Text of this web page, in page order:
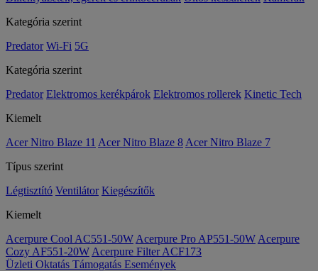
Kategória szerint
Predator Wi-Fi 5G
Kategória szerint
Predator Elektromos kerékpárok Elektromos rollerek Kinetic Tech
Kiemelt
Acer Nitro Blaze 11 Acer Nitro Blaze 8 Acer Nitro Blaze 7
Típus szerint
Légtisztító Ventilátor Kiegészítők
Kiemelt
Acerpure Cool AC551-50W Acerpure Pro AP551-50W Acerpure
Cozy AF551-20W Acerpure Filter ACF173
Üzleti Oktatás Támogatás Események